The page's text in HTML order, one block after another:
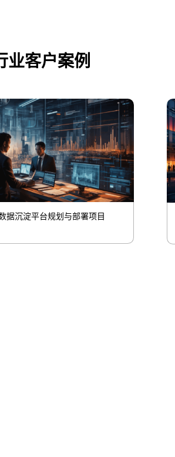
业客户案例
据沉淀平台规划与部署项目